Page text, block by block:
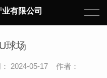
有限公司
球场
2024-05-17 作者：